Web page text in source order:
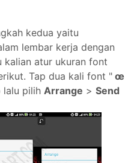
kedua yaitu
lembar kerja dengan
kalian atur ukuran font
Tap dua kali font "œ
lalu pilih Arrange > Send